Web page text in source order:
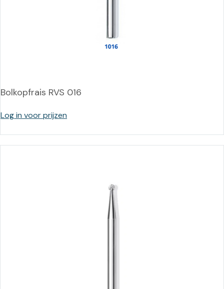
Bolkopfrais RVS 016
Log in voor prijzen